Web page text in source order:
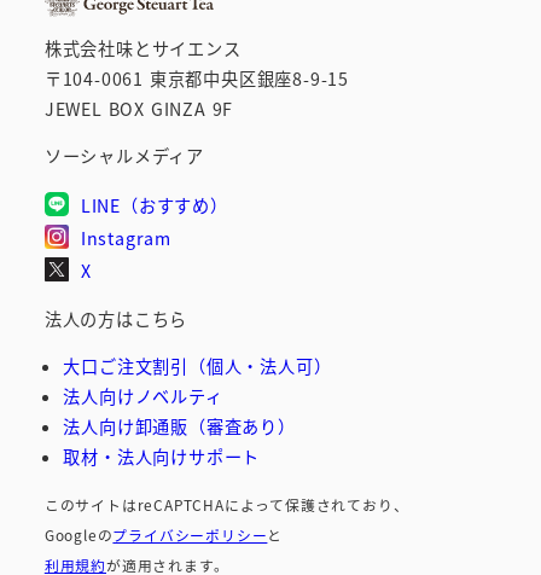
株式会社味とサイエンス
〒104-0061 東京都中央区銀座8-9-15
JEWEL BOX GINZA 9F
ソーシャルメディア
LINE（おすすめ）
Instagram
X
法人の方はこちら
大口ご注文割引（個人・法人可）
法人向けノベルティ
法人向け卸通販（審査あり）
取材・法人向けサポート
このサイトはreCAPTCHAによって保護されており、
Googleのプライバシーポリシーと
利用規約が適用されます。